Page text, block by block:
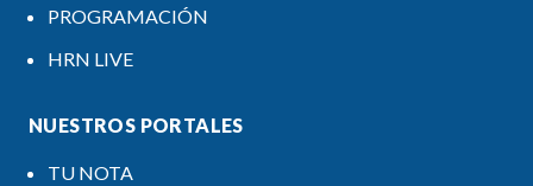
PROGRAMACIÓN
HRN LIVE
NUESTROS PORTALES
TU NOTA